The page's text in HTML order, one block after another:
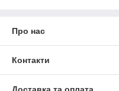
Про нас
Контакти